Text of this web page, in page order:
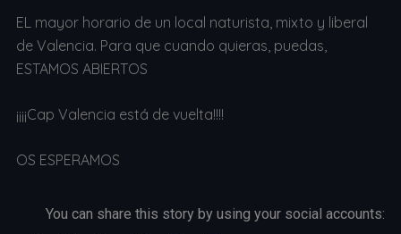
EL mayor horario de un local naturista, mixto y liberal
de Valencia. Para que cuando quieras, puedas,
ESTAMOS ABIERTOS
¡¡¡¡Cap Valencia está de vuelta!!!!
OS ESPERAMOS
You can share this story by using your social accounts: